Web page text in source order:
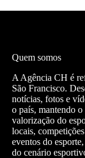
Quem somos
A Agência CH é
São Francisco.
notícias, fotos e
o país, mantendo
valorização do
locais,
eventos do
do cenário